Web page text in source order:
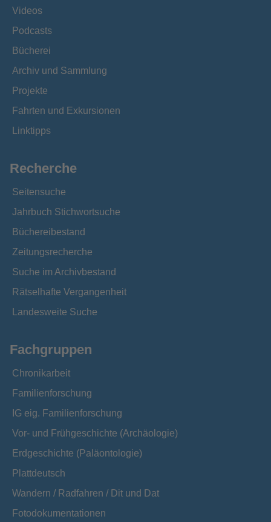
Videos
Podcasts
Bücherei
Archiv und Sammlung
Projekte
Fahrten und Exkursionen
Linktipps
Recherche
Seitensuche
Jahrbuch Stichwortsuche
Büchereibestand
Zeitungsrecherche
Suche im Archivbestand
Rätselhafte Vergangenheit
Landesweite Suche
Fachgruppen
Chronikarbeit
Familienforschung
IG eig. Familienforschung
Vor- und Frühgeschichte (Archäologie)
Erdgeschichte (Paläontologie)
Plattdeutsch
Wandern / Radfahren / Dit und Dat
Fotodokumentationen